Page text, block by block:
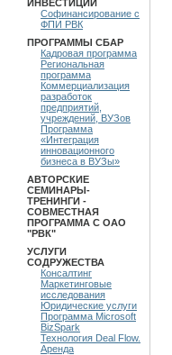
ИНВЕСТИЦИЙ
Софинансирование с
ФПИ РВК
ПРОГРАММЫ СБАР
Кадровая программа
Региональная
программа
Коммерциализация
разработок
предприятий,
учреждений, ВУЗов
Программа
«Интеграция
инновационного
бизнеса в ВУЗы»
АВТОРСКИЕ
СЕМИНАРЫ-
ТРЕНИНГИ -
СОВМЕСТНАЯ
ПРОГРАММА С ОАО
"РВК"
УСЛУГИ
СОДРУЖЕСТВА
Консалтинг
Маркетинговые
исследования
Юридические услуги
Программа Microsoft
BizSpark
Технология Deal Flow.
Аренда